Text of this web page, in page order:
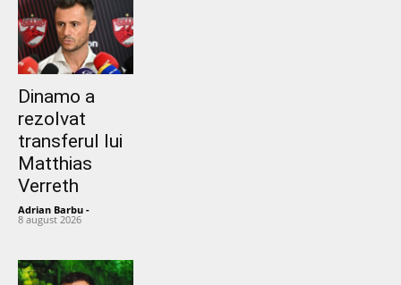
Dinamo a
rezolvat
transferul lui
Matthias
Verreth
Adrian Barbu -
8 august 2026